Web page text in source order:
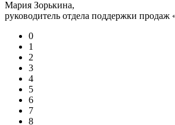
Мария Зорькина,
руководитель отдела поддержки
0
1
2
3
4
5
6
7
8